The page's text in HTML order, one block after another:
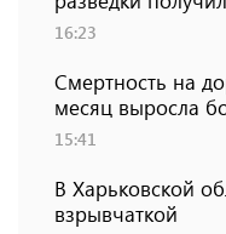
16:23
Смертность на
месяц выросла
15:41
В Харьковской
взрывчаткой